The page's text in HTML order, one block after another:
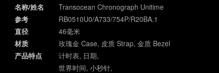
名称/姓名
Transocean Chronograph Unitime
参考
RB0510U0/A733/754P/R20BA.1
直径
46毫米
材质
玫瑰金 Case, 皮质 Strap, 金质 Bezel
产品特点
计时表, 日期,
世界时间, 小秒针,